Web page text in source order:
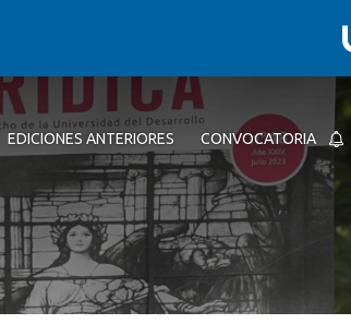
EDICIONES ANTERIORES CONVOCATORIA